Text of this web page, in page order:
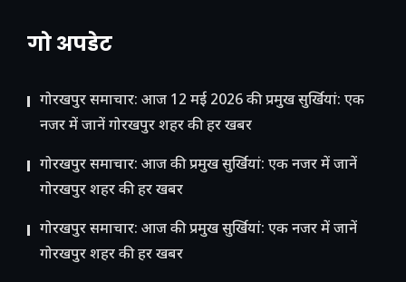
गो अपडेट
गोरखपुर समाचार: आज 12 मई 2026 की प्रमुख सुर्खियां: एक
नजर में जानें गोरखपुर शहर की हर खबर
गोरखपुर समाचार: आज की प्रमुख सुर्खियां: एक नजर में जानें
गोरखपुर शहर की हर खबर
गोरखपुर समाचार: आज की प्रमुख सुर्खियां: एक नजर में जानें
गोरखपुर शहर की हर खबर